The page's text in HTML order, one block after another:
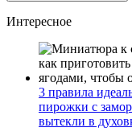
Интересное
3 правила
пирожки с
вытекли в